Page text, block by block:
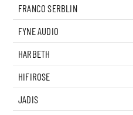
FRANCO SERBLIN
FYNE AUDIO
HARBETH
HIFIROSE
JADIS